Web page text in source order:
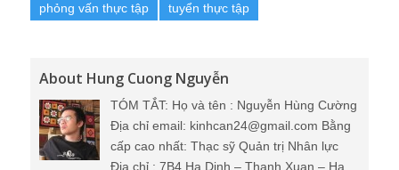
phỏng vấn thực tập tuyển thực tập
About Hung Cuong Nguyễn
TÓM TẮT: Họ và tên : Nguyễn Hùng Cường
Địa chỉ email: kinhcan24@gmail.com Bằng
cấp cao nhất: Thạc sỹ Quản trị Nhân lực
Địa chỉ : 7B4 Ha Dinh – Thanh Xuan – Ha